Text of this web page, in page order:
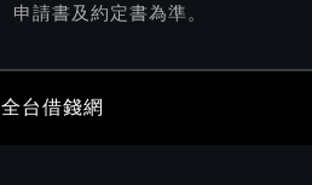
申請書及約定書為準。
全台借錢網